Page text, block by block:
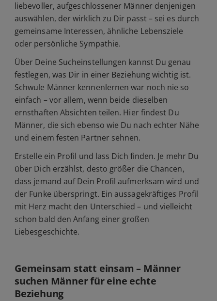
liebevoller, aufgeschlossener Männer denjenigen
auswählen, der wirklich zu Dir passt – sei es durch
gemeinsame Interessen, ähnliche Lebensziele
oder persönliche Sympathie.
Über Deine Sucheinstellungen kannst Du genau
festlegen, was Dir in einer Beziehung wichtig ist.
Schwule Männer kennenlernen war noch nie so
einfach – vor allem, wenn beide dieselben
ernsthaften Absichten teilen. Hier findest Du
Männer, die sich ebenso wie Du nach echter Nähe
und einem festen Partner sehnen.
Erstelle ein Profil und lass Dich finden. Je mehr Du
über Dich erzählst, desto größer die Chancen,
dass jemand auf Dein Profil aufmerksam wird und
der Funke überspringt. Ein aussagekräftiges Profil
mit Herz macht den Unterschied – und vielleicht
schon bald den Anfang einer großen
Liebesgeschichte.
Gemeinsam statt einsam – Männer
suchen Männer für eine echte
Beziehung